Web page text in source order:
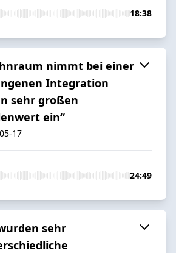
18:38
nimmt bei einer
Integration
sehr großen
ein“
17
24:49
sehr